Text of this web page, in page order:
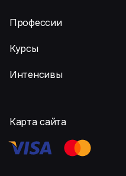
Профессии
Курсы
Интенсивы
Карта сайта